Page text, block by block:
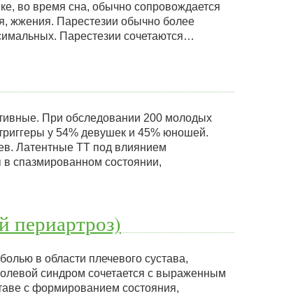
во время сна, обычно сопровождается
жжения. Парестезии обычно более
Парестезии сочетаются…
При обследовании 200 молодых
у 54% девушек и 45% юношей.
Латентные ТТ под влиянием
спазмированном состоянии,
периартроз)
в области плечевого сустава,
синдром сочетается с выраженным
с формированием состояния,